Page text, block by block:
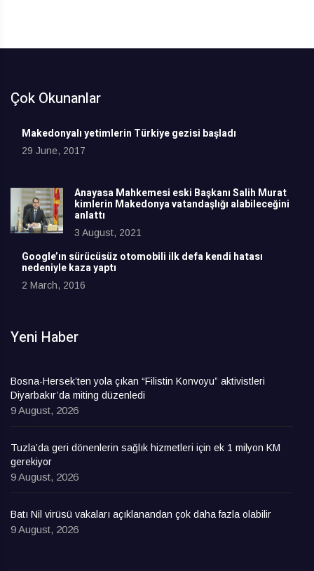
Çok Okunanlar
Makedonyalı yetimlerin Türkiye gezisi başladı
29 June, 2017
Anayasa Mahkemesi eski Başkanı Salih Murat
kimlerin Makedonya vatandaşlığı alabileceğini
anlattı
3 August, 2021
Google’ın sürücüsüz otomobili ilk defa kendi hatası
nedeniyle kaza yaptı
2 March, 2016
Yeni Haber
Bosna-Hersek’ten yola çıkan “Filistin Konvoyu” aktivistleri
Diyarbakır’da miting düzenledi
9 August, 2026
Tuzla’da geri dönenlerin sağlık hizmetleri için ek 1 milyon KM
gerekiyor
9 August, 2026
Batı Nil virüsü vakaları açıklanandan çok daha fazla olabilir
9 August, 2026